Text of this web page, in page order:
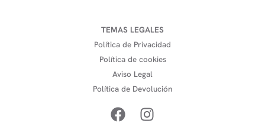
TEMAS LEGALES
Política de Privacidad
Política de cookies
Aviso Legal
Política de Devolución